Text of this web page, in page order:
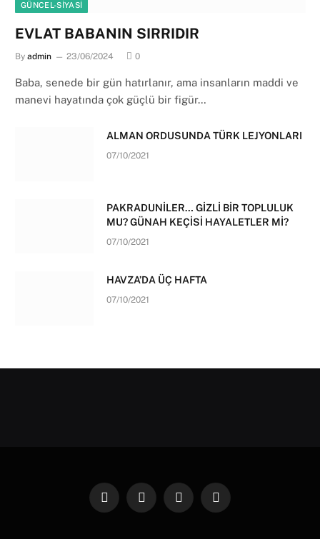
GÜNCEL-SIYASI
EVLAT BABANIN SIRRIDIR
By admin 23/06/2024 0
Baba, senede bir gün hatırlanır, ama insanların maddi ve
manevi hayatında çok güçlü bir figür…
ALMAN ORDUSUNDA TÜRK LEJYONLARI
07/10/2021
PAKRADUNİLER… GİZLİ BİR TOPLULUK
MU? GÜNAH KEÇİSİ HAYALETLER Mİ?
07/10/2021
HAVZA’DA ÜÇ HAFTA
07/10/2021
Facebook
X
InstagramPinterest